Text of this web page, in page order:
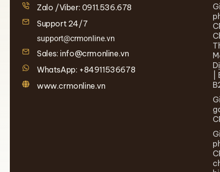
Zalo /Viber: 0911.536.678
Support 24/7
support@crmonline.vn
Sales: info@crmonline.vn
WhatsApp: +84911536678
www.crmonline.vn